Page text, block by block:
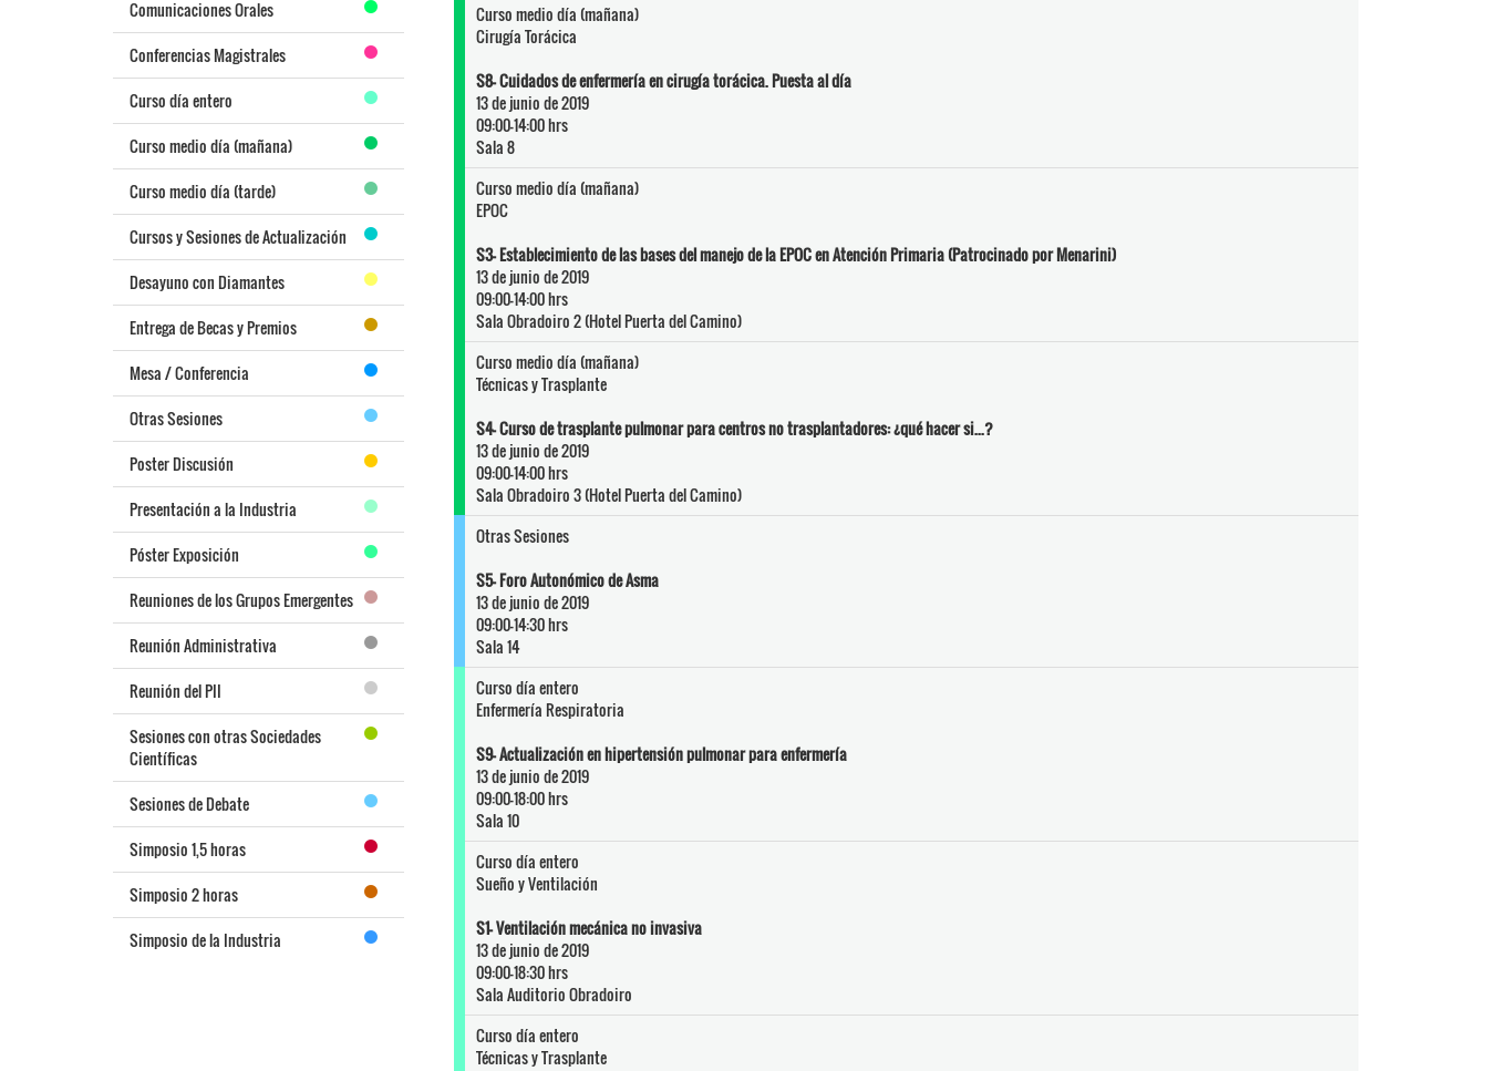
Comunicaciones Orales
Conferencias Magistrales
Curso día entero
Curso medio día (mañana)
Curso medio día (tarde)
Cursos y Sesiones de Actualización
Desayuno con Diamantes
Entrega de Becas y Premios
Mesa / Conferencia
Otras Sesiones
Poster Discusión
Presentación a la Industria
Póster Exposición
Reuniones de los Grupos Emergentes
Reunión Administrativa
Reunión del PII
Sesiones con otras Sociedades
Científicas
Sesiones de Debate
Simposio 1,5 horas
Simposio 2 horas
Simposio de la Industria
Curso medio día (mañana)
Cirugía Torácica
S8- Cuidados de enfermería en cirugía torácica. Puesta al día
13 de junio de 2019
09:00-14:00 hrs
Sala 8
Curso medio día (mañana)
EPOC
S3- Establecimiento de las bases del manejo de la EPOC en Atención Primaria (Patrocinado por Menarini)
13 de junio de 2019
09:00-14:00 hrs
Sala Obradoiro 2 (Hotel Puerta del Camino)
Curso medio día (mañana)
Técnicas y Trasplante
S4- Curso de trasplante pulmonar para centros no trasplantadores: ¿qué hacer si...?
13 de junio de 2019
09:00-14:00 hrs
Sala Obradoiro 3 (Hotel Puerta del Camino)
Otras Sesiones
S5- Foro Autonómico de Asma
13 de junio de 2019
09:00-14:30 hrs
Sala 14
Curso día entero
Enfermería Respiratoria
S9- Actualización en hipertensión pulmonar para enfermería
13 de junio de 2019
09:00-18:00 hrs
Sala 10
Curso día entero
Sueño y Ventilación
S1- Ventilación mecánica no invasiva
13 de junio de 2019
09:00-18:30 hrs
Sala Auditorio Obradoiro
Curso día entero
Técnicas y Trasplante